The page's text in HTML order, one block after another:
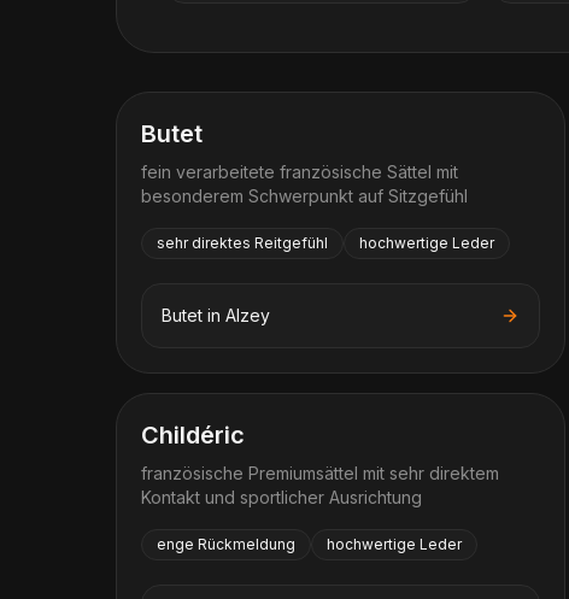
Butet
fein verarbeitete französische Sättel mit
besonderem Schwerpunkt auf Sitzgefühl
sehr direktes Reitgefühl hochwertige Leder
Butet in Alzey
Childéric
französische Premiumsättel mit sehr direktem
Kontakt und sportlicher Ausrichtung
enge Rückmeldung hochwertige Leder